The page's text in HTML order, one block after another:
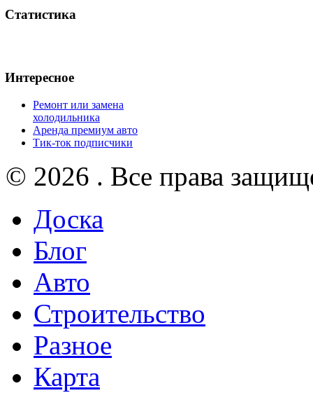
Статистика
Интересное
Ремонт или замена
холодильника
Аренда премиум авто
Тик-ток подписчики
© 2026 . Все права
Доска
Блог
Авто
Строительство
Разное
Карта